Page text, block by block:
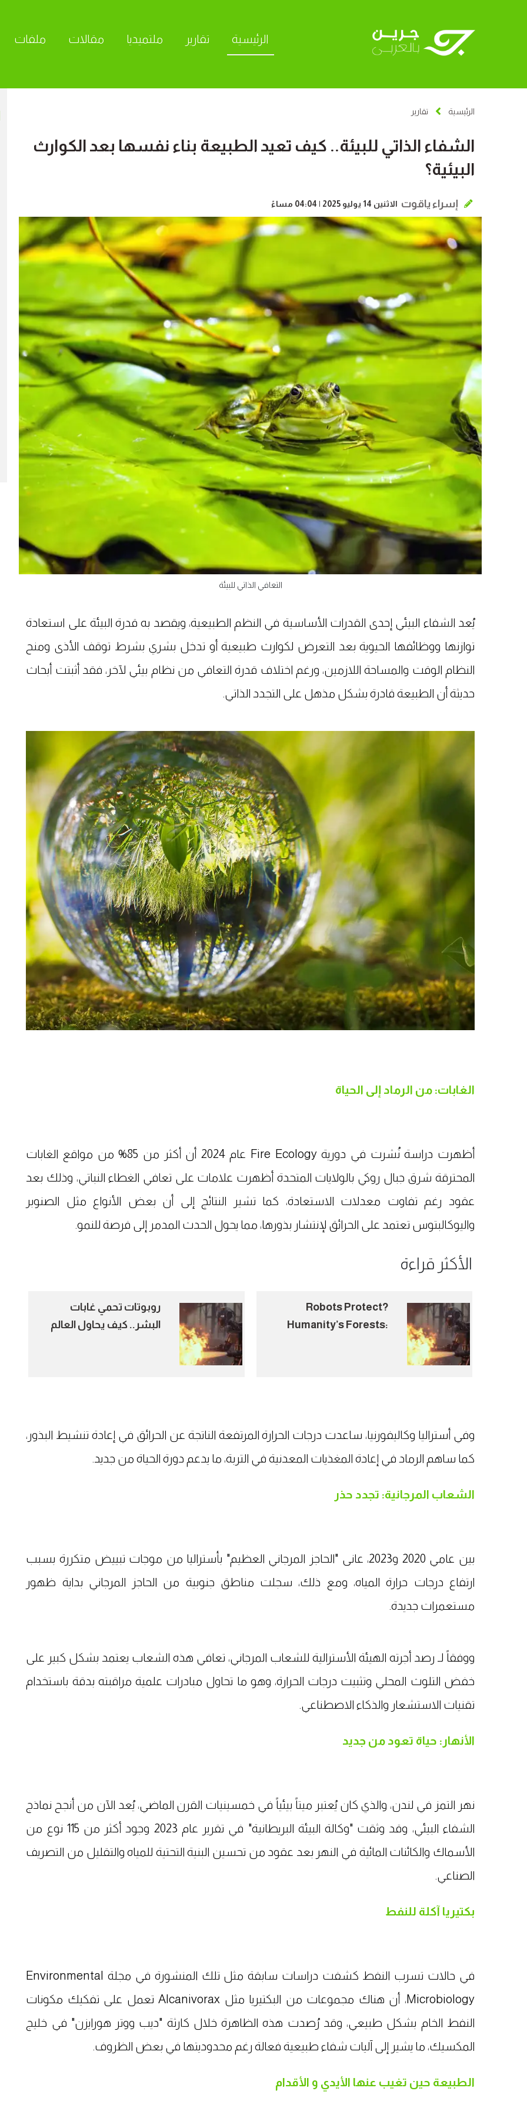
الرئيسية تقارير ملتميديا مقالات ملفات
الرئيسية تقارير
الشفاء الذاتي للبيئة.. كيف تعيد الطبيعة بناء نفسها بعد الكوارث
البيئية؟
إسراء ياقوت الاثنين 14 يوليو 2025 | 04:04 مساءً
التعافي الذاتي للبيئة
يُعد الشفاء البيئي إحدى القدرات الأساسية في النظم الطبيعية، ويقصد به قدرة البيئة على استعادة
توازنها ووظائفها الحيوية بعد التعرض لكوارث طبيعية أو تدخل بشري بشرط توقف الأذى ومنح
النظام الوقت والمساحة اللازمين، ورغم اختلاف قدرة التعافي من نظام بيئي لآخر، فقد أثبتت أبحاث
حديثة أن الطبيعة قادرة بشكل مذهل على التجدد الذاتي.
الغابات: من الرماد إلى الحياة
أظهرت دراسة نُشرت في دورية Fire Ecology عام 2024 أن أكثر من 85% من مواقع الغابات
المحترقة شرق جبال روكي بالولايات المتحدة أظهرت علامات على تعافي الغطاء النباتي، وذلك بعد
عقود رغم تفاوت معدلات الاستعادة، كما تشير النتائج إلى أن بعض الأنواع مثل الصنوبر
واليوكالبتوس تعتمد على الحرائق لإنتشار بذورها، مما يحول الحدث المدمر إلى فرصة للنمو.
الأكثر قراءة
?Robots Protect
Humanity’s Forests:
روبوتات تحمي غابات
البشر.. كيف يحاول العالم
وفي أستراليا وكاليفورنيا، ساعدت درجات الحرارة المرتفعة الناتجة عن الحرائق في إعادة تنشيط البذور،
كما ساهم الرماد في إعادة المغذيات المعدنية في التربة، ما يدعم دورة الحياة من جديد.
الشعاب المرجانية: تجدد حذر
بين عامي 2020 و2023، عانى "الحاجز المرجاني العظيم" بأستراليا من موجات تبييض متكررة بسبب
ارتفاع درجات حرارة المياه، ومع ذلك، سجلت مناطق جنوبية من الحاجز المرجاني بداية ظهور
مستعمرات جديدة.
ووفقاً لـ رصد أجرته الهيئة الأسترالية للشعاب المرجاني، تعافي هذه الشعاب يعتمد بشكل كبير على
خفض التلوث المحلي وتثبيت درجات الحرارة، وهو ما تحاول مبادرات علمية مراقبته بدقة باستخدام
تقنيات الاستشعار والذكاء الاصطناعي.
الأنهار: حياة تعود من جديد
نهر التمز في لندن، والذي كان يُعتبر ميتاً بيئياً في خمسينيات القرن الماضي، يُعد الآن من أنجح نماذج
الشفاء البيئي، وقد وثقت "وكالة البيئة البريطانية" في تقرير عام 2023 وجود أكثر من 115 نوع من
الأسماك والكائنات المائية في النهر بعد عقود من تحسين البنية التحتية للمياه والتقليل من التصريف
الصناعي.
بكتيريا آكلة للنفط
في حالات تسرب النفط كشفت دراسات سابقة مثل تلك المنشورة في مجلة Environmental
Microbiology، أن هناك مجموعات من البكتيريا مثل Alcanivorax تعمل على تفكيك مكونات
النفط الخام بشكل طبيعي، وقد رُصدت هذه الظاهرة خلال كارثة "ديب ووتر هورايزن" في خليج
المكسيك، ما يشير إلى آليات شفاء طبيعية فعالة رغم محدوديتها في بعض الظروف.
الطبيعة حين تغيب عنها الأيدي و الأقدام